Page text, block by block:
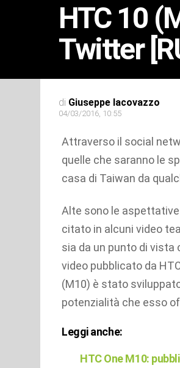
HTC 10
Twitter
di Giuseppe Iacovazzo
04/03/2016, 10:55
Attraverso il social
quelle che saranno le
casa di Taiwan da
Alte sono le
citato in alcuni video
sia da un punto di
video pubblicato da
(M10) è stato
potenzialità che esso
Leggi anche:
HTC One M10: